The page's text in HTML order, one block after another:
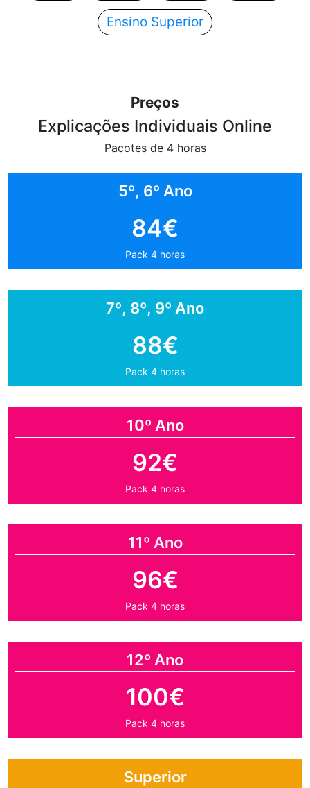
Ensino Superior
Preços
Explicações Individuais Online
Pacotes de 4 horas
5º, 6º Ano
84€
Pack 4 horas
7º, 8º, 9º Ano
88€
Pack 4 horas
10º Ano
92€
Pack 4 horas
11º Ano
96€
Pack 4 horas
12º Ano
100€
Pack 4 horas
Superior